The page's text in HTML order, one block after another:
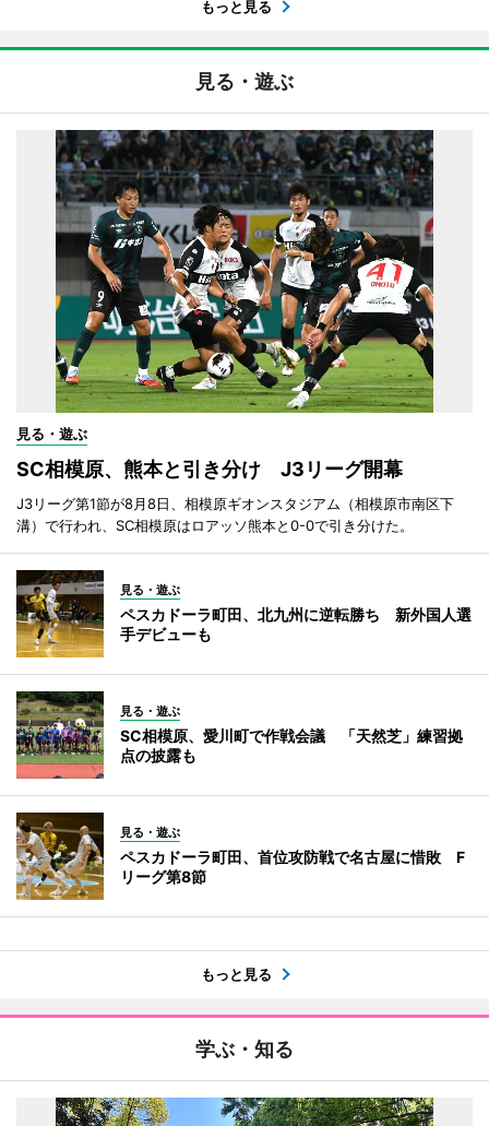
もっと見る
見る・遊ぶ
見る・遊ぶ
SC相模原、熊本と引き分け J3リーグ開幕
J3リーグ第1節が8月8日、相模原ギオンスタジアム（相模原市南区下
溝）で行われ、SC相模原はロアッソ熊本と0-0で引き分けた。
見る・遊ぶ
ペスカドーラ町田、北九州に逆転勝ち 新外国人選
手デビューも
見る・遊ぶ
SC相模原、愛川町で作戦会議 「天然芝」練習拠
点の披露も
見る・遊ぶ
ペスカドーラ町田、首位攻防戦で名古屋に惜敗 F
リーグ第8節
もっと見る
学ぶ・知る